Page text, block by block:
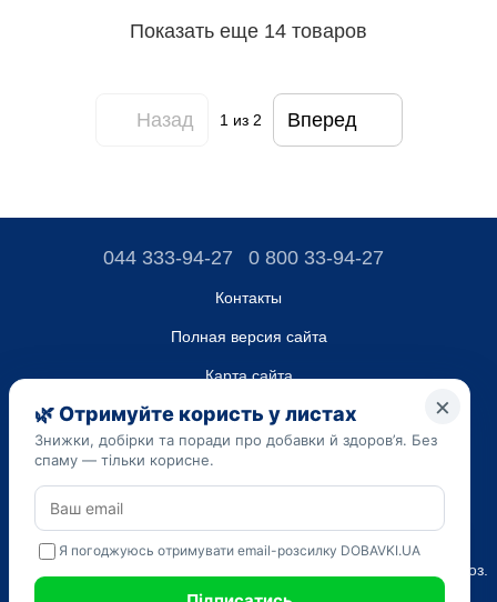
Показать еще 14 товаров
Назад 1 из 2 Вперед
044 333-94-27 0 800 33-94-27
Контакты
Полная версия сайта
Карта сайта
ТОВ “ДО ЮА”,
Код ЄДРПОУ 45223262
Дата регистрации 14.09.2023
Приведенная на сайте dobavki.ua информация носит
исключительно ознакомительный характер. Не используйте
нашу информацию для диагностики и лечения. Только ваш
Лечащий врач может назначать препараты и составлять диагноз.